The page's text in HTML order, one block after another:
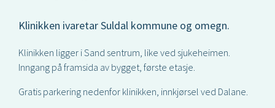
Klinikken ivaretar Suldal kommune og omegn.
Klinikken ligger i Sand sentrum, like ved sjukeheimen.
Inngang på framsida av bygget, første etasje.
Gratis parkering nedenfor klinikken, innkjørsel ved Dalane.